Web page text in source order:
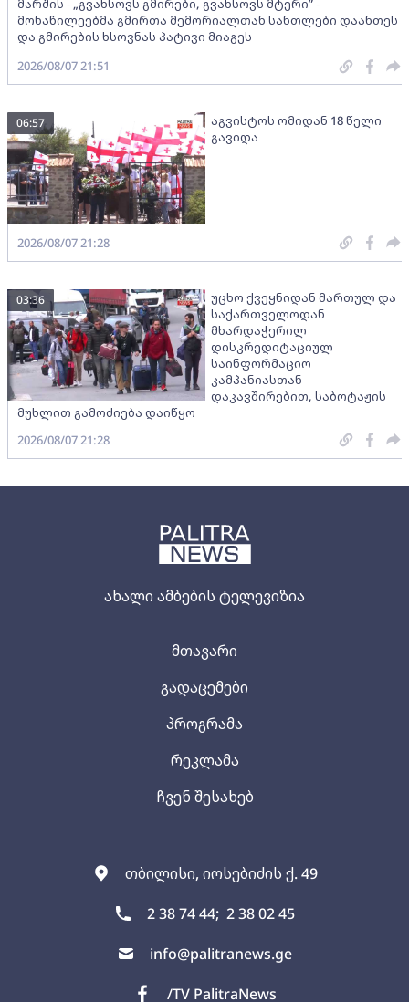
ახალი ამბების ტელევიზია
თბილისი, იოსებიძის ქ. 49
2 38 74 44; 2 38 02 45
info@palitranews.ge
/TV PalitraNews
მთავარი
გადაცემები
პროგრამა
რეკლამა
ჩვენ შესახებ
მარშის - „გვახსოვს გმირები, გვახსოვს მტერი” -
მონაწილეებმა გმირთა მემორიალთან სანთლები დაანთეს
და გმირების ხსოვნას პატივი მიაგეს
2026/08/07 21:51
აგვისტოს ომიდან 18 წელი
გავიდა
06:57
2026/08/07 21:28
უცხო ქვეყნიდან მართულ და
საქართველოდან
მხარდაჭერილ
დისკრედიტაციულ
საინფორმაციო
კამპანიასთან
დაკავშირებით, საბოტაჟის
მუხლით გამოძიება დაიწყო
03:36
2026/08/07 21:28